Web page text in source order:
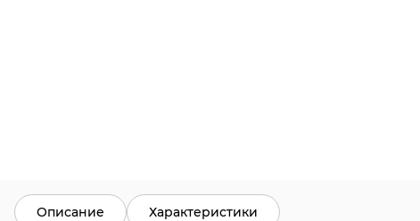
Описание Характеристики